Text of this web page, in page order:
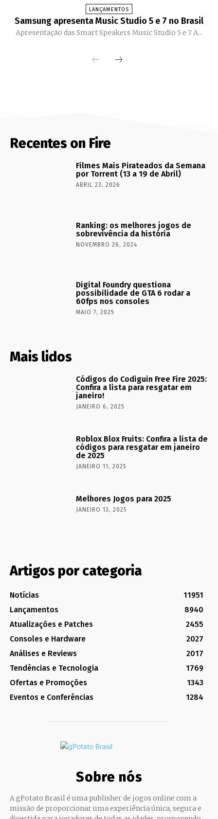
LANÇAMENTOS
Samsung apresenta Music Studio 5 e 7 no Brasil
Apresentação das Smart Speakers Music Studio 5 e 7 A...
Recentes on Fire
Filmes Mais Pirateados da Semana
por Torrent (13 a 19 de Abril)
ABRIL 23, 2026
Ranking: os melhores jogos de
sobrevivência da história
NOVEMBRO 26, 2024
Digital Foundry questiona
possibilidade de GTA 6 rodar a
60fps nos consoles
MAIO 7, 2025
Mais lidos
Códigos do Codiguin Free Fire 2025:
Confira a lista para resgatar em
janeiro!
JANEIRO 6, 2025
Roblox Blox Fruits: Confira a lista de
códigos para resgatar em janeiro
de 2025
JANEIRO 11, 2025
Melhores Jogos para 2025
JANEIRO 13, 2025
Artigos por categoria
Notícias
11951
Lançamentos
8940
Atualizações e Patches
2455
Consoles e Hardware
2027
Análises e Reviews
2017
Tendências e Tecnologia
1769
Ofertas e Promoções
1343
Eventos e Conferências
1284
Sobre nós
A gPotato Brasil é uma publisher de jogos online com a
missão de proporcionar uma experiência única, segura e